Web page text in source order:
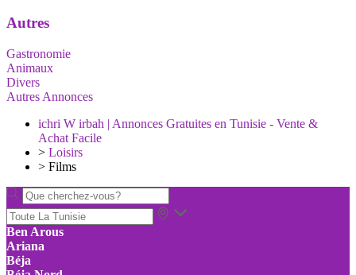
Autres
Gastronomie
Animaux
Divers
Autres Annonces
ichri W irbah | Annonces Gratuites en Tunisie - Vente &
Achat Facile
> Loisirs
> Films
Ben Arous
Ariana
Béja